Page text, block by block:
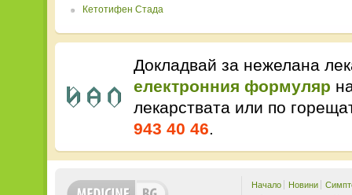
Кетотифен Стада
Докладвай за нежелана
електронния формуляр
лекарствата или по
943 40 46.
Начало Новини